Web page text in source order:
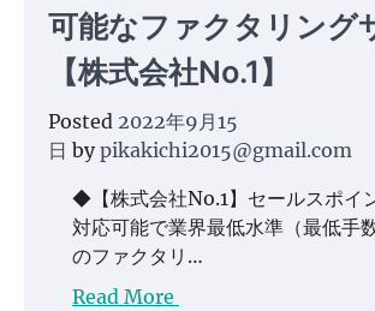
可能なファクタリング
【株式会社No.1】
Posted 2022年9月15
日 bypikakichi2015@gmail.com
◆【株式会社No.1】セールスポイ
対応可能で業界最低水準（最低手
のファクタリ…
Read More